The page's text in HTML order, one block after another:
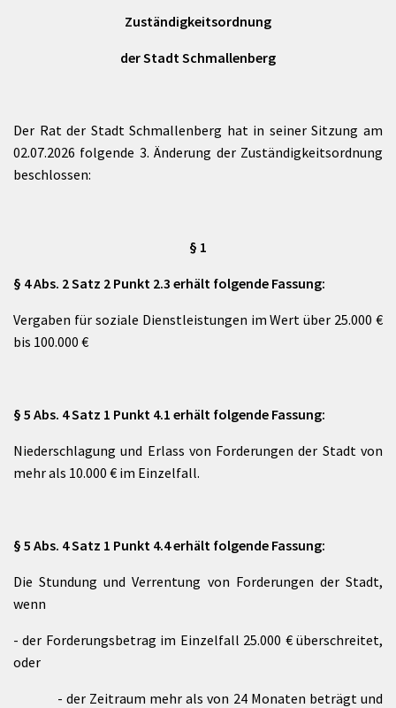
Zuständigkeitsordnung
der Stadt Schmallenberg
Der Rat der Stadt Schmallenberg hat in seiner Sitzung am
02.07.2026 folgende 3. Änderung der Zuständigkeitsordnung
beschlossen:
§ 1
§ 4 Abs. 2 Satz 2 Punkt 2.3 erhält folgende Fassung:
Vergaben für soziale Dienstleistungen im Wert über 25.000 €
bis 100.000 €
§ 5 Abs. 4 Satz 1 Punkt 4.1 erhält folgende Fassung:
Niederschlagung und Erlass von Forderungen der Stadt von
mehr als 10.000 € im Einzelfall.
§ 5 Abs. 4 Satz 1 Punkt 4.4 erhält folgende Fassung:
Die Stundung und Verrentung von Forderungen der Stadt,
wenn
- der Forderungsbetrag im Einzelfall 25.000 € überschreitet,
oder
- der Zeitraum mehr als von 24 Monaten beträgt und